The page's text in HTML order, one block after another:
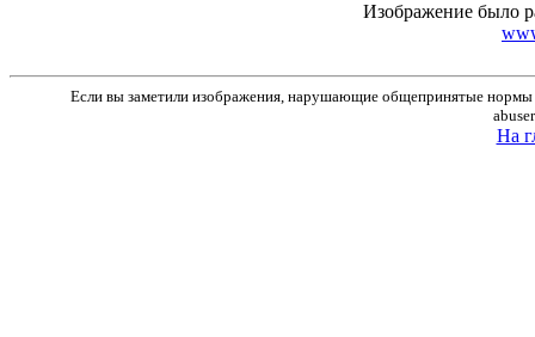
Изображение было
Если вы заметили изображения, нарушающие общепринятые нормы
На